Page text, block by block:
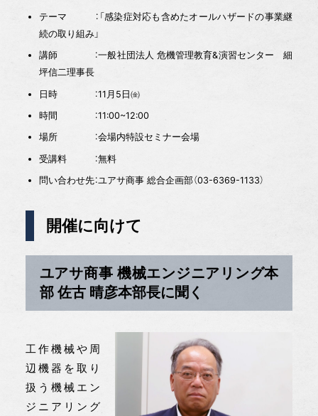
テーマ ：「感染症対応も含めたオールハザードの事業継
続の取り組み」
講師 ：一般社団法人 危機管理教育&演習センター 細
坪信二理事長
日時 ：11月5日㈮
時間 ：11:00~12:00
場所 ：会場内特設セミナー会場
受講料 ：無料
問い合わせ先：ユアサ商事 総合企画部（03-6369-1133）
開催に向けて
ユアサ商事 機械エンジニアリング本
部 佐古 晴彦本部長に聞く
工作機械や周
辺機器を取り
扱う機械エン
ジニアリング